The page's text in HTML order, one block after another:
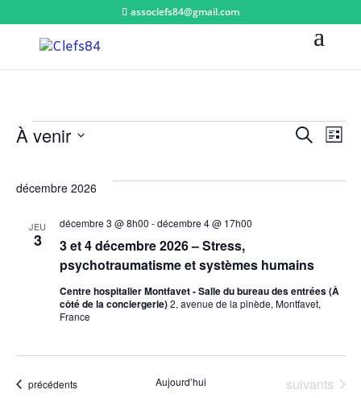
assoclefs84@gmail.com
Évènements Recherche
Liste
À venir
date.
décembre 2026
JEU
3
3 et 4 décembre 2026 – Stress,
psychotraumatisme et systèmes humains
décembre 3 @ 8h00 -décembre 4 @ 17h00
Centre hospitalier Montfavet - Salle du bureau des entrées (À
côté de la conciergerie)2, avenue de la pinède, Montfavet,
France
Évènements
précédents Aujourd’hui Évènements
suivants